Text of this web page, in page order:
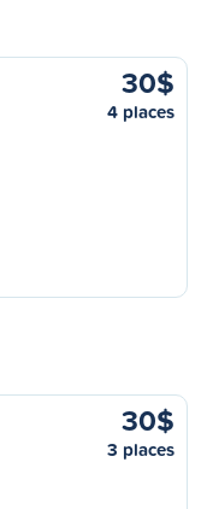
30$
4 places
30$
3 places